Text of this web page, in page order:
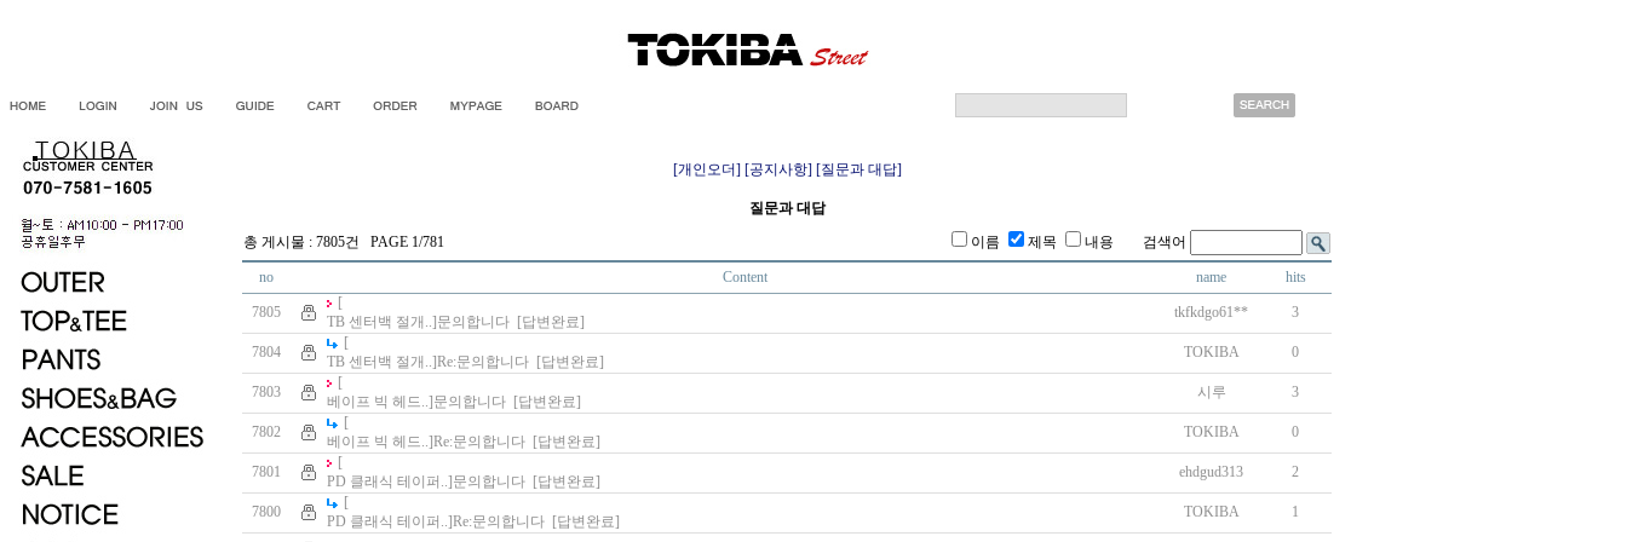
[개인오더] [공지사항] [질문과 대답]
질문과 대답
총 게시물 : 7805건 PAGE 1/781
이름 제목 내용 검색어
no Content name hits
7805
[
TB 센터백 절개..] 문의합니다 [답변완료]
tkfkdgo61** 3
7804
[
TB 센터백 절개..]Re:문의합니다 [답변완료]
TOKIBA 0
7803
[
베이프 빅 헤드..] 문의합니다 [답변완료]
시루 3
7802
[
베이프 빅 헤드..]Re:문의합니다 [답변완료]
TOKIBA 0
7801
[
PD 클래식 테이퍼..] 문의합니다 [답변완료]
ehdgud313 2
7800
[
PD 클래식 테이퍼..]Re:문의합니다 [답변완료]
TOKIBA 1